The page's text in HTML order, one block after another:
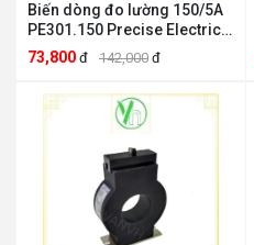
Biến dòng đo lường 150/5A
PE301.150 Precise Electric
Precise Electric PE301.150
73,800 đ 142,000 đ